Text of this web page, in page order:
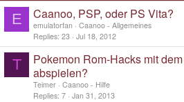
E Caanoo, PSP, oder PS Vita?
emulatorfan
Caanoo - Allgemeines
Replies 23 Jul 18, 2012
T
Pokemon Rom-Hacks mit
abspielen?
Teimer Caanoo - Hilfe
Replies 7 Jan 31, 2013